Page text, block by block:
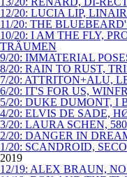
12/20: LUCIA LIP,
11/20: THE
10/20: I AM THE FLY,
TRÄUMEN
9/20: IMMATERIAL
8/20: RAIN TO RUST,
7/20: ATTRITON+ALU,
6/20: IT'S FOR US,
5/20: DUKE DUMONT, I
4/20: ELVIS DE SADE,
3/20: LAURA SCHEN,
2/20: DANGER IN
1/20: SCANDROID,
2019
12/19: ALEX BRAUN,